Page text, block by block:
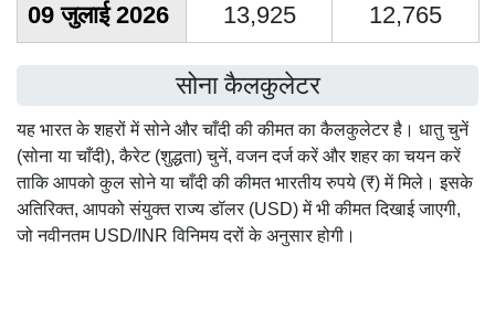
09 जुलाई 2026
13,925 12,765
सोना कैलकुलेटर
यह भारत के शहरों में सोने और चाँदी की कीमत का कैलकुलेटर है। धातु चुनें
(सोना या चाँदी), कैरेट (शुद्धता) चुनें, वजन दर्ज करें और शहर का चयन करें
ताकि आपको कुल सोने या चाँदी की कीमत भारतीय रुपये (₹) में मिले। इसके
अतिरिक्त, आपको संयुक्त राज्य डॉलर (USD) में भी कीमत दिखाई जाएगी,
जो नवीनतम USD/INR विनिमय दरों के अनुसार होगी।